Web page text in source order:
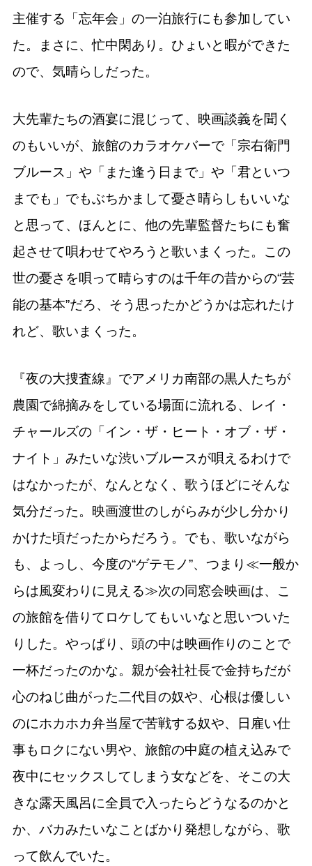
主催する「忘年会」の一泊旅行にも参加してい
た。まさに、忙中閑あり。ひょいと暇ができた
ので、気晴らしだった。
大先輩たちの酒宴に混じって、映画談義を聞く
のもいいが、旅館のカラオケバーで「宗右衛門
ブルース」や「また逢う日まで」や「君といつ
までも」でもぶちかまして憂さ晴らしもいいな
と思って、ほんとに、他の先輩監督たちにも奮
起させて唄わせてやろうと歌いまくった。この
世の憂さを唄って晴らすのは千年の昔からの“芸
能の基本”だろ、そう思ったかどうかは忘れたけ
れど、歌いまくった。
『夜の大捜査線』でアメリカ南部の黒人たちが
農園で綿摘みをしている場面に流れる、レイ・
チャールズの「イン・ザ・ヒート・オブ・ザ・
ナイト」みたいな渋いブルースが唄えるわけで
はなかったが、なんとなく、歌うほどにそんな
気分だった。映画渡世のしがらみが少し分かり
かけた頃だったからだろう。でも、歌いながら
も、よっし、今度の“ゲテモノ”、つまり≪一般か
らは風変わりに見える≫次の同窓会映画は、こ
の旅館を借りてロケしてもいいなと思いついた
りした。やっぱり、頭の中は映画作りのことで
一杯だったのかな。親が会社社長で金持ちだが
心のねじ曲がった二代目の奴や、心根は優しい
のにホカホカ弁当屋で苦戦する奴や、日雇い仕
事もロクにない男や、旅館の中庭の植え込みで
夜中にセックスしてしまう女などを、そこの大
きな露天風呂に全員で入ったらどうなるのかと
か、バカみたいなことばかり発想しながら、歌
って飲んでいた。